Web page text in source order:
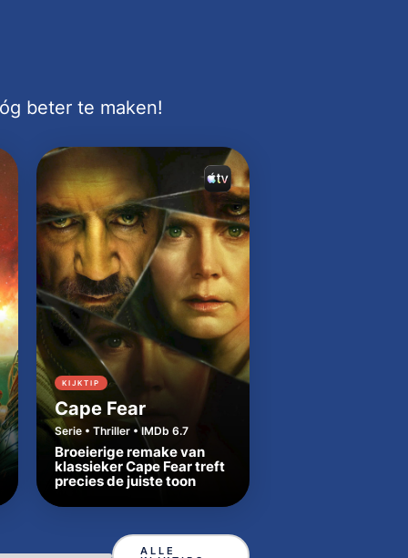
beter te maken!
KIJKTIP
Cape Fear
Serie • Thriller • IMDb 6.7
Broeierige remake van
klassieker Cape Fear treft
precies de juiste toon
ALLE